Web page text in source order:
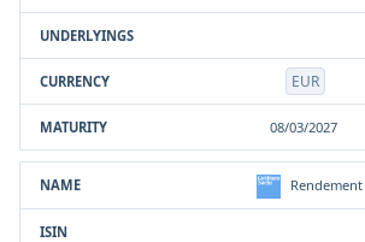
EUR
08/03/2027